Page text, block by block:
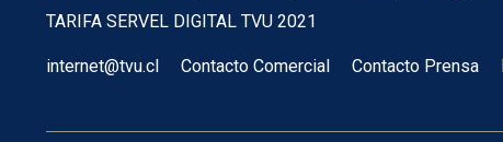
TARIFA SERVEL DIGITAL TVU 2021
internet@tvu.cl Contacto Comercial Contacto Prensa